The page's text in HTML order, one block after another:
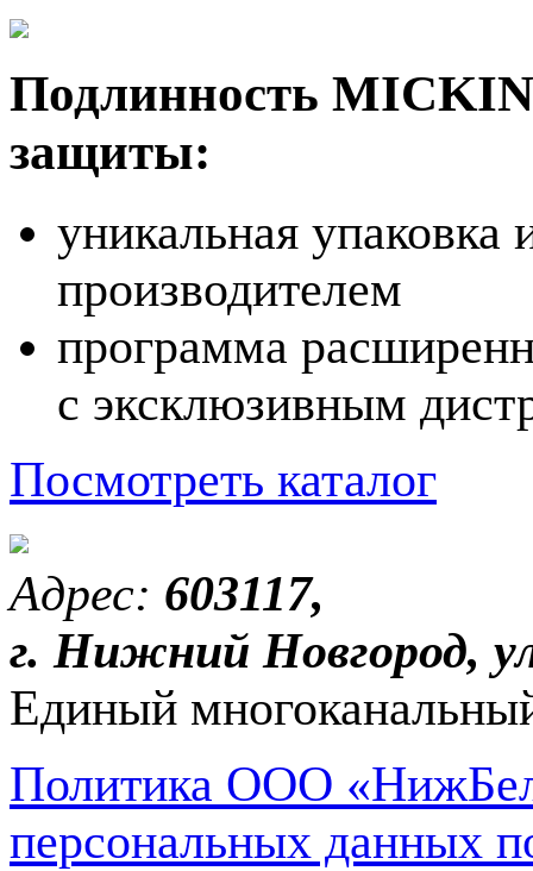
Подлинность
защиты:
уникальная
производителем
программа
с эксклюзивным
Посмотреть каталог
Адрес: 603117,
г. Нижний Новгород,
Единый
Политика ООО
персональных данных